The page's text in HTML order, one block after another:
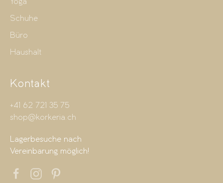
Yoga
Schuhe
Büro
Haushalt
Kontakt
+41 62 721 35 75
shop@korkeria.ch
Lagerbesuche nach
Vereinbarung möglich!